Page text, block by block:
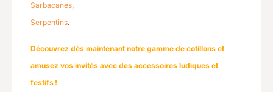
Sarbacanes,
Serpentins.
Découvrez dès maintenant notre gamme de cotillons et
amusez vos invités avec des accessoires ludiques et
festifs !